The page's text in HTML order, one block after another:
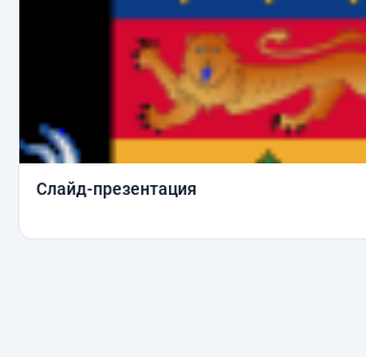
Слайд-презентация